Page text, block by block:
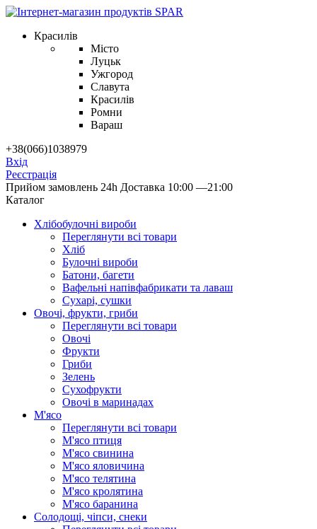
Красилів
Місто
Луцьк
Ужгород
Славута
Красилів
Ромни
Вараш
+38(066)1038979
Вхід
Реєстрація
Прийом замовлень 24h Доставка 10:00 —21:00
Каталог
Хлібобулочні вироби
Переглянути всі товари
Хліб
Булочні вироби
Батони, багети
Вафельні напівфабрикати та лаваш
Сухарі, сушки
Овочі, фрукти, гриби
Переглянути всі товари
Овочі
Фрукти
Гриби
Зелень
Сухофрукти
Овочі в маринадах
М'ясо
Переглянути всі товари
М'ясо птиця
М'ясо свинина
М'ясо яловичина
М'ясо телятина
М'ясо кролятина
М'ясо баранина
Солодощі, чіпси, снеки